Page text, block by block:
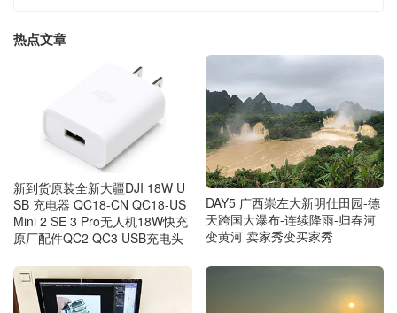
热点文章
新到货原装全新大疆DJI 18W U
SB 充电器 QC18-CN QC18-US
Mini 2 SE 3 Pro无人机18W快充
原厂配件QC2 QC3 USB充电头
DAY5 广西崇左大新明仕田园-德
天跨国大瀑布-连续降雨-归春河
变黄河 卖家秀变买家秀